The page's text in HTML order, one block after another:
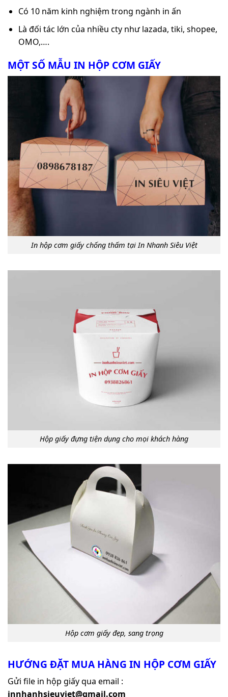
Có 10 năm kinh nghiệm trong ngành in ấn
Là đối tác lớn của nhiều cty như lazada, tiki, shopee,
OMO,….
MỘT SỐ MẪU IN HỘP CƠM GIẤY
In hộp cơm giấy chống thấm tại In Nhanh Siêu Việt
Hộp giấy đựng tiện dụng cho mọi khách hàng
Hộp cơm giấy đẹp, sang trọng
HƯỚNG ĐẶT MUA HÀNG IN HỘP CƠM GIẤY
Gửi file in hộp giấy qua email :
innhanhsieuviet@gmail.com